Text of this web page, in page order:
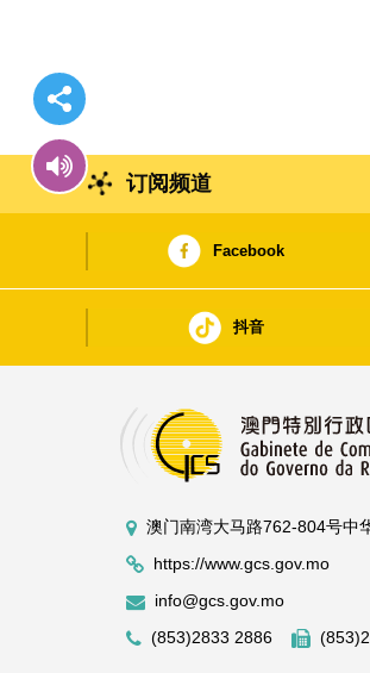
订阅频道
Facebook
抖音
澳门南湾大马路762-804号中
https://www.gcs.gov.mo
info@gcs.gov.mo
(853)2833 2886